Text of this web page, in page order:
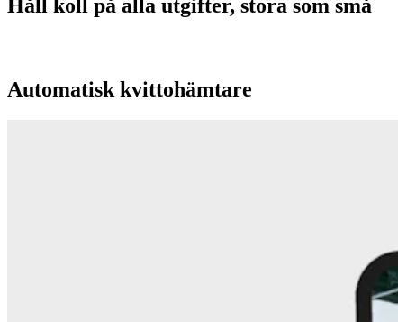
Håll koll på alla utgifter, stora som små
Automatisk kvittohämtare